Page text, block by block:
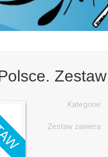
Kategorie:
Zestaw zawiera: